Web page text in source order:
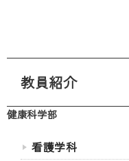
教員紹介
健康科学部
看護学科